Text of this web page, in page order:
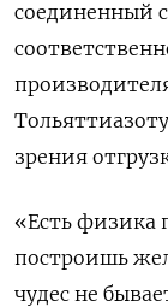
соединенный
зрения
«Есть физика
построишь
чудес не